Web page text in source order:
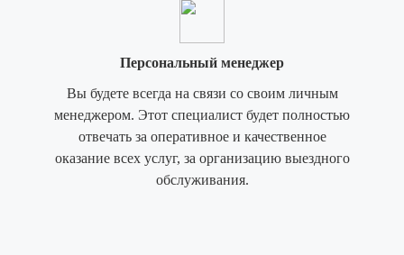
Персональный менеджер
Вы будете всегда на связи со своим личным
менеджером. Этот специалист будет полностью
отвечать за оперативное и качественное
оказание всех услуг, за организацию выездного
обслуживания.